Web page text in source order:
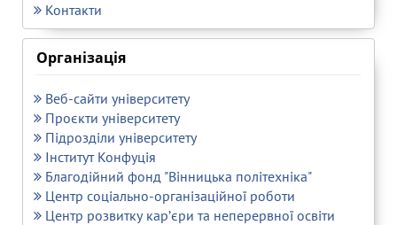
Контакти
Організація
Веб-сайти університету
Проєкти університету
Підрозділи університету
Інститут Конфуція
Благодійний фонд "Вінницька політехніка"
Центр соціально-організаційної роботи
Центр розвитку кар’єри та неперервної освіти